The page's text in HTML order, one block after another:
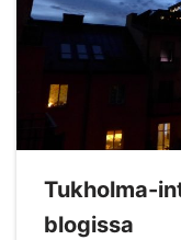
Tukholma-
blogissa